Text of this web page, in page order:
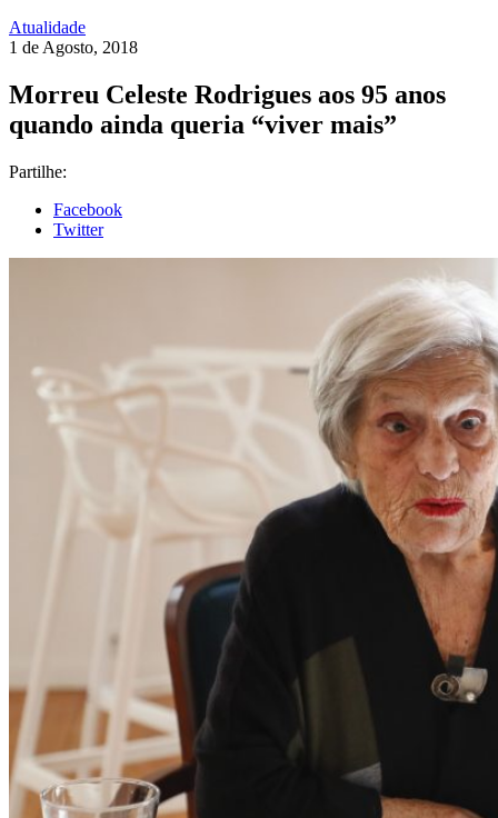
Atualidade
1 de Agosto, 2018
Morreu Celeste Rodrigues aos 95 anos
quando ainda queria “viver mais”
Partilhe:
Facebook
Twitter